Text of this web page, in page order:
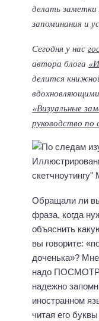
делать
запоминания и
Сегодня у нас
автора блога
делится
«Визуальные
руководство по
Обращали ли
фраза, когда
объяснить
вы говорите:
доченька»?
надо
надежно
иностранном
читая его